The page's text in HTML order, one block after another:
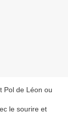
Pol de Léon ou
le sourire et